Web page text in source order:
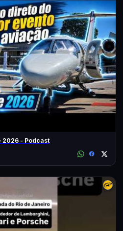
2026 - Podcast